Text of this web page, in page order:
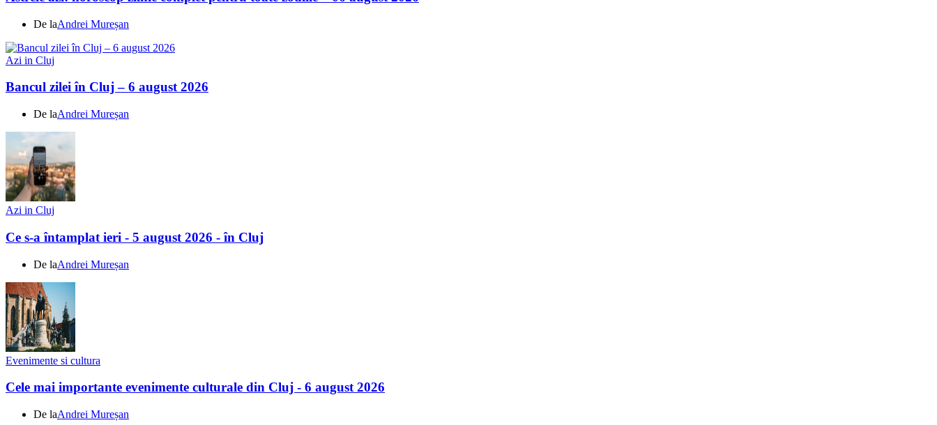
De laAndrei Mureșan
Azi in Cluj
Bancul zilei în Cluj – 6 august 2026
De laAndrei Mureșan
Azi in Cluj
Ce s-a întamplat ieri - 5 august 2026 - în Cluj
De laAndrei Mureșan
Evenimente si cultura
Cele mai importante evenimente culturale din Cluj - 6 august 2026
De laAndrei Mureșan